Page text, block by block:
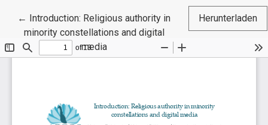
← Zu Artikeldetails zurückkehren
Introduction: Religious authority in
minority constellations and digital
media
Herunterladen